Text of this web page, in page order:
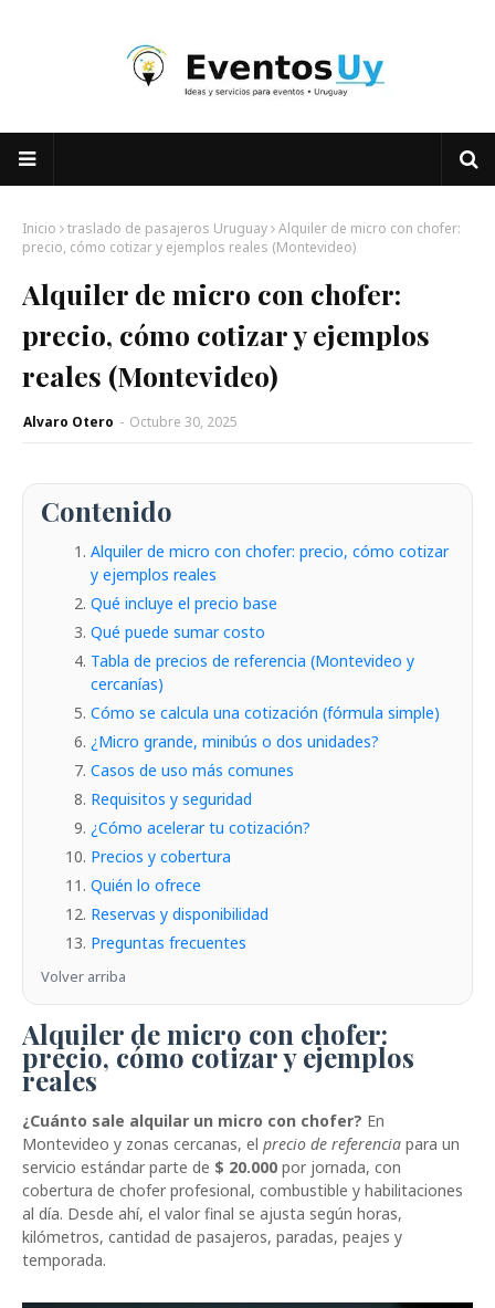
Inicio traslado de pasajeros Uruguay Alquiler de micro con chofer:
precio, cómo cotizar y ejemplos reales (Montevideo)
Alquiler de micro con chofer:
precio, cómo cotizar y ejemplos
reales (Montevideo)
Alvaro Otero - Octubre 30, 2025
Contenido
Alquiler de micro con chofer: precio, cómo cotizar
y ejemplos reales
Qué incluye el precio base
Qué puede sumar costo
Tabla de precios de referencia (Montevideo y
cercanías)
Cómo se calcula una cotización (fórmula simple)
¿Micro grande, minibús o dos unidades?
Casos de uso más comunes
Requisitos y seguridad
¿Cómo acelerar tu cotización?
Precios y cobertura
Quién lo ofrece
Reservas y disponibilidad
Preguntas frecuentes
Volver arriba
Alquiler de micro con chofer:
precio, cómo cotizar y ejemplos
reales
¿Cuánto sale alquilar un micro con chofer? En
Montevideo y zonas cercanas, el precio de referencia para un
servicio estándar parte de $ 20.000 por jornada, con
cobertura de chofer profesional, combustible y habilitaciones
al día. Desde ahí, el valor final se ajusta según horas,
kilómetros, cantidad de pasajeros, paradas, peajes y
temporada.